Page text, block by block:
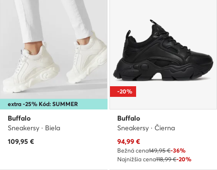
extra -25% Kód: SUMMER
Buffalo
Sneakersy · Biela
109,95 €
-20%
Buffalo
Sneakersy · Čierna
Aktuálna cena
94,99 €
Bežná cena149,95 €-36%
Najnižšia cena118,99 €-20%